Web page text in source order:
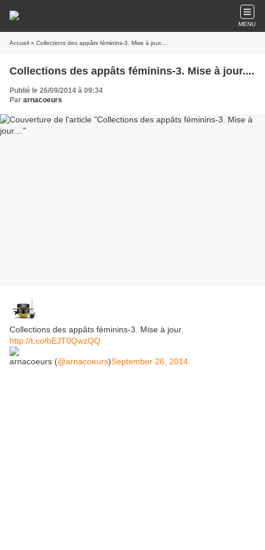
MENU
Accueil » Collections des appâts féminins-3. Mise à jour....
Collections des appâts féminins-3. Mise à jour....
Publié le 26/09/2014 à 09:34
Par arnacoeurs
Collections des appâts féminins-3. Mise à jour.
http://t.co/bEJT0QwzQQ
arnacoeurs (@arnacoeurs)September 26, 2014